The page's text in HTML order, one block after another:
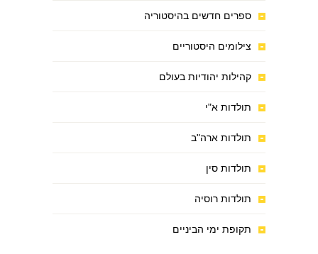
ספרים חדשים בהיסטוריה
צילומים היסטוריים
קהילות יהודיות בעולם
תולדות א"י
תולדות ארה"ב
תולדות סין
תולדות רוסיה
תקופת ימי הביניים